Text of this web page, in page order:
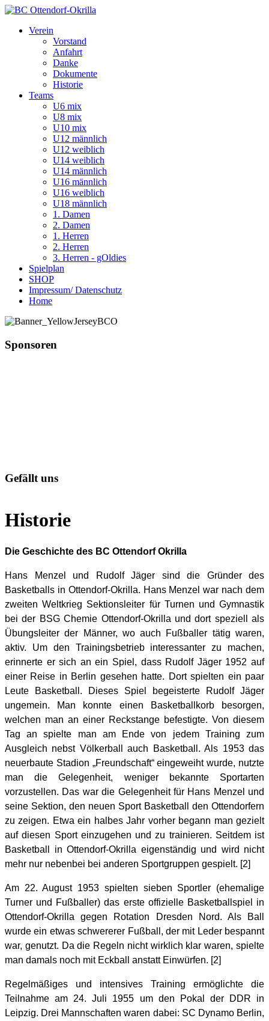
Verein
Vorstand
Anfahrt
Danke
Dokumente
Historie
Teams
U6 mix
U8 mix
U10 mix
U12 männlich
U12 weiblich
U14 weiblich
U14 männlich
U16 männlich
U16 weiblich
U18 männlich
1. Damen
2. Damen
1. Herren
2. Herren
3. Herren - gOldies
Spielplan
SHOP
Impressum/ Datenschutz
Home
Sponsoren
Gefällt uns
Historie
Die Geschichte des BC Ottendorf Okrilla
Hans Menzel und Rudolf Jäger sind die Gründer des
Basketballs in Ottendorf-Okrilla. Hans Menzel war nach dem
zweiten Weltkrieg Sektionsleiter für Turnen und Gymnastik
bei der BSG Chemie Ottendorf-Okrilla und dort speziell als
Übungsleiter der Männer, wo auch Fußballer tätig waren,
aktiv. Um den Trainingsbetrieb interessanter zu machen,
erinnerte er sich an ein Spiel, dass Rudolf Jäger 1952 auf
einer Reise in Berlin gesehen hatte. Dort spielten ein paar
Leute Basketball. Dieses Spiel begeisterte Rudolf Jäger
ungemein. Man konnte einen Basketballkorb besorgen,
welchen man an einer Reckstange befestigte. Von diesem
Tag an spielte man am Ende von jedem Training zum
Ausgleich nebst Völkerball auch Basketball. Als 1953 das
neuerbaute Stadion „Freundschaft“ eingeweiht wurde, nutzte
man die Gelegenheit, weniger bekannte Sportarten
vorzustellen. Das war die Gelegenheit für Hans Menzel und
seine Sektion, den neuen Sport Basketball den Ottendorfern
zu zeigen. Etwa ein halbes Jahr vorher begann man gezielt
auf diesen Sport einzugehen und zu trainieren. Seitdem ist
Basketball in Ottendorf-Okrilla eigenständig und wird nicht
mehr nur nebenbei bei anderen Sportgruppen gespielt. [2]
Am 22. August 1953 spielten sieben Sportler (ehemalige
Turner und Fußballer) das erste offizielle Basketballspiel in
Ottendorf-Okrilla gegen Rotation Dresden Nord. Als Ball
wurde ein etwas schwererer Fußball, der mit Leder bespannt
war, genutzt. Da die Regeln nicht wirklich klar waren, spielte
man damals noch mit Eckball anstatt Einwürfen. [2]
Regelmäßiges und intensives Training ermöglichte die
Teilnahme am 24. Juli 1955 um den Pokal der DDR in
Leipzig. Drei Mannschaften waren dabei: SC Dynamo Berlin,